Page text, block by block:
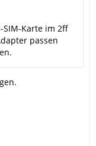
SIM-Karte im 2ff
passen